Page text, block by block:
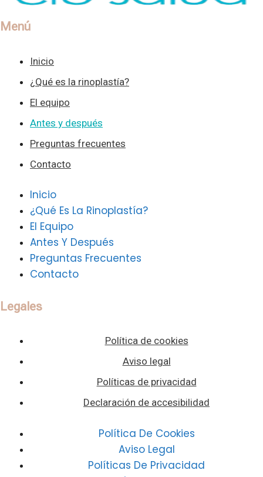
Menú
Inicio
¿Qué es la rinoplastía?
El equipo
Antes y después
Preguntas frecuentes
Contacto
Inicio
¿Qué Es La Rinoplastía?
El Equipo
Antes Y Después
Preguntas Frecuentes
Contacto
Legales
Política de cookies
Aviso legal
Políticas de privacidad
Declaración de accesibilidad
Política De Cookies
Aviso Legal
Políticas De Privacidad